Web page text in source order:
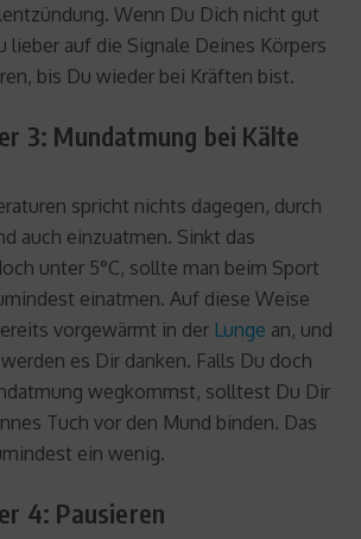
Wenn Du Dich nicht gut
auf die Signale Deines Körpers
bis Du wieder bei Kräften bist.
3: Mundatmung bei Kälte
spricht nichts dagegen, durch
auch einzuatmen. Sinkt das
unter 5°C, sollte man beim Sport
einatmen. Auf diese Weise
vorgewärmt in der Lunge an, und
es Dir danken. Falls Du doch
wegkommst, solltest Du Dir
Tuch vor den Mund binden. Das
ein wenig.
4: Pausieren